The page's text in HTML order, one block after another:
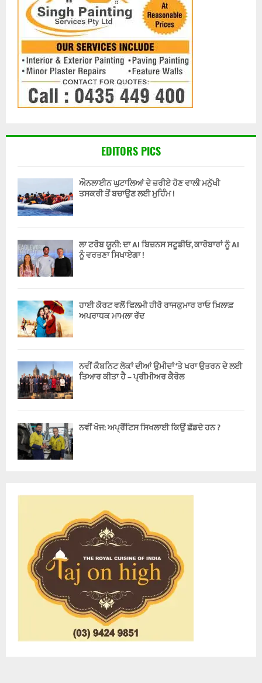
EDITORS PICS
ਔਨਲਾਈਨ ਘੁਟਾਲਿਆਂ ਦੇ ਜ਼ਰੀਏ ਹੋਣ ਵਾਲੀ ਮਨੁੱਖੀ
ਤਸਕਰੀ ਤੋਂ ਬਚਾਉਣ ਲਈ ਮੁਹਿੰਮ !
ਲਾ ਟਰੋਬ ਯੂਨੀ: ਦਾ AI ਬਿਜ਼ਨਸ ਸਟੂਡੀਓ, ਕਾਰੋਬਾਰਾਂ ਨੂੰ AI
ਨੂੰ ਵਰਤਣਾ ਸਿਖਾਏਗਾ !
ਹਾਈ ਕੋਰਟ ਵਲੋਂ ਫਿਲਮੀ ਹੀਰੋ ਰਾਜਕੁਮਾਰ ਰਾਓ ਖ਼ਿਲਾਫ਼
ਅਪਰਾਧਕ ਮਾਮਲਾ ਰੱਦ
ਨਵੀਂ ਕੈਬਨਿਟ ਲੋਕਾਂ ਦੀਆਂ ਉਮੀਦਾਂ ‘ਤੇ ਖਰਾ ਉਤਰਨ ਦੇ ਲਈ
ਤਿਆਰ ਕੀਤਾ ਹੈ – ਪ੍ਰੀਮੀਅਰ ਕੈਰੋਲ
ਨਵੀਂ ਖੋਜ: ਅਪ੍ਰੈਂਟਿਸ ਸਿਖਲਾਈ ਕਿਉਂ ਛੱਡਦੇ ਹਨ ?